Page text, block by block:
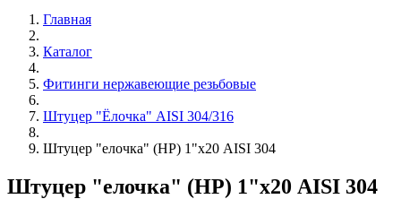
Главная
Каталог
Фитинги нержавеющие резьбовые
Штуцер "Ёлочка" AISI 304/316
Штуцер "елочка" (НР) 1"х20 AISI 304
Штуцер "елочка" (НР) 1"х20 AISI 304